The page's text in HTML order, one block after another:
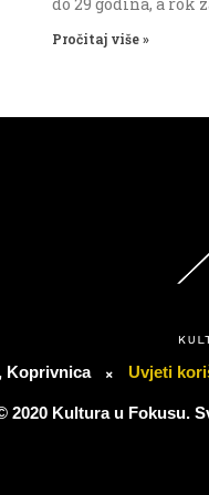
Pročitaj više »
Koprivnica Uvjeti
2020 Kultura u Fokusu.